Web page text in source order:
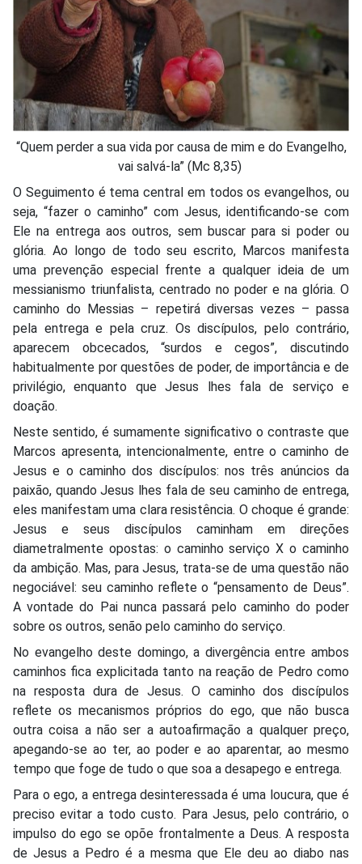
“Quem perder a sua vida por causa de mim e do Evangelho,
vai salvá-la” (Mc 8,35)
O Seguimento é tema central em todos os evangelhos, ou
seja, “fazer o caminho” com Jesus, identificando-se com
Ele na entrega aos outros, sem buscar para si poder ou
glória. Ao longo de todo seu escrito, Marcos manifesta
uma prevenção especial frente a qualquer ideia de um
messianismo triunfalista, centrado no poder e na glória. O
caminho do Messias – repetirá diversas vezes – passa
pela entrega e pela cruz. Os discípulos, pelo contrário,
aparecem obcecados, “surdos e cegos”, discutindo
habitualmente por questões de poder, de importância e de
privilégio, enquanto que Jesus lhes fala de serviço e
doação.
Neste sentido, é sumamente significativo o contraste que
Marcos apresenta, intencionalmente, entre o caminho de
Jesus e o caminho dos discípulos: nos três anúncios da
paixão, quando Jesus lhes fala de seu caminho de entrega,
eles manifestam uma clara resistência. O choque é grande:
Jesus e seus discípulos caminham em direções
diametralmente opostas: o caminho serviço X o caminho
da ambição. Mas, para Jesus, trata-se de uma questão não
negociável: seu caminho reflete o “pensamento de Deus”.
A vontade do Pai nunca passará pelo caminho do poder
sobre os outros, senão pelo caminho do serviço.
No evangelho deste domingo, a divergência entre ambos
caminhos fica explicitada tanto na reação de Pedro como
na resposta dura de Jesus. O caminho dos discípulos
reflete os mecanismos próprios do ego, que não busca
outra coisa a não ser a autoafirmação a qualquer preço,
apegando-se ao ter, ao poder e ao aparentar, ao mesmo
tempo que foge de tudo o que soa a desapego e entrega.
Para o ego, a entrega desinteressada é uma loucura, que é
preciso evitar a todo custo. Para Jesus, pelo contrário, o
impulso do ego se opõe frontalmente a Deus. A resposta
de Jesus a Pedro é a mesma que Ele deu ao diabo nas